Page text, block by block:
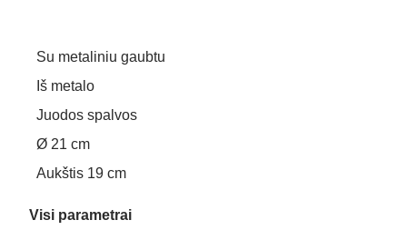
Su metaliniu gaubtu
Iš metalo
Juodos spalvos
Ø 21 cm
Aukštis 19 cm
Visi parametrai